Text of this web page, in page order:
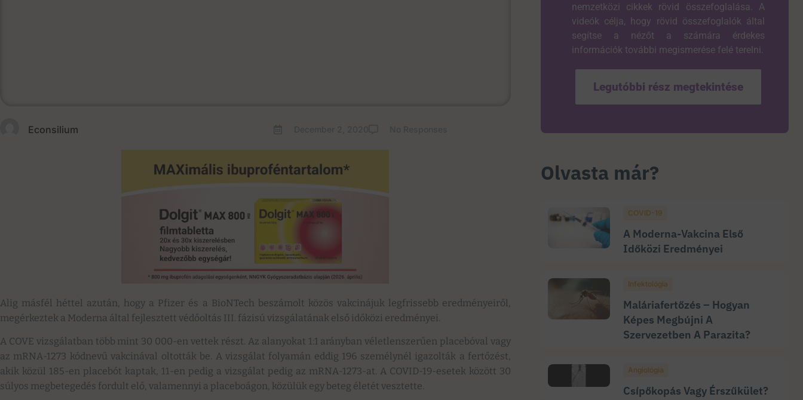
Econsilium
Alig másfél héttel azután, hogy a Pfizer és a BioNTech beszámolt közös vakcinájuk legfrissebb eredményeiről,
megérkeztek a Moderna által fejlesztett védőoltás III. fázisú vizsgálatának első időközi eredményei.
A COVE vizsgálatban több mint 30 000-en vettek részt. Az alanyokat 1:1 arányban véletlenszerűen placebóval vagy
az mRNA-1273 kódnevű vakcinával oltották be. A vizsgálat folyamán eddig 196 személynél igazolták a fertőzést,
akik közül 185-en placebót kaptak, 11-en pedig a vizsgálat pedig az mRNA-1273-at. A COVID-19-esetek között 30
súlyos megbetegedés fordult elő, valamennyi a placeboágon, közülük egy beteg életét vesztette.
nemzetközi cikkek rövid összefoglalása. A
videók célja, hogy rövid összefoglalók által
segítse a nézőt a számára érdekes
információk további megismerése felé terelni.
Legutóbbi rész megtekintése
Olvasta már?
COVID-19
A Moderna-Vakcina Első
Időközi Eredményei
Infektológia
Maláriafertőzés – Hogyan
Képes Megbújni A
Szervezetben A Parazita?
Angiológia
Csípőkopás Vagy Érszűkület?